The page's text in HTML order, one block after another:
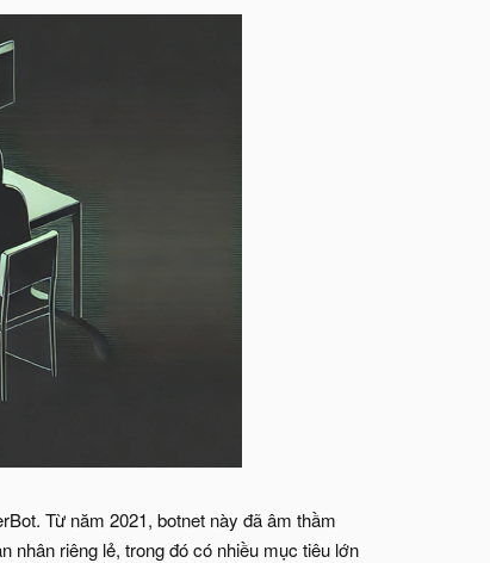
Từ năm 2021, botnet này đã âm thầm
nhân riêng lẻ, trong đó có nhiều mục tiêu lớn